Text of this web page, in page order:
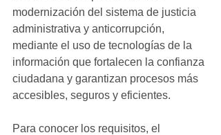
modernización del sistema de justicia
administrativa y anticorrupción,
mediante el uso de tecnologías de la
información que fortalecen la confianza
ciudadana y garantizan procesos más
accesibles, seguros y eficientes.
Para conocer los requisitos, el